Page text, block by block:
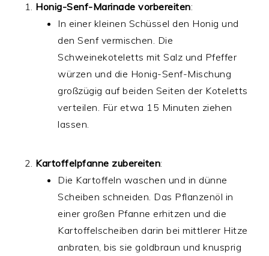
Honig-Senf-Marinade vorbereiten:
In einer kleinen Schüssel den Honig und
den Senf vermischen. Die
Schweinekoteletts mit Salz und Pfeffer
würzen und die Honig-Senf-Mischung
großzügig auf beiden Seiten der Koteletts
verteilen. Für etwa 15 Minuten ziehen
lassen.
Kartoffelpfanne zubereiten:
Die Kartoffeln waschen und in dünne
Scheiben schneiden. Das Pflanzenöl in
einer großen Pfanne erhitzen und die
Kartoffelscheiben darin bei mittlerer Hitze
anbraten, bis sie goldbraun und knusprig